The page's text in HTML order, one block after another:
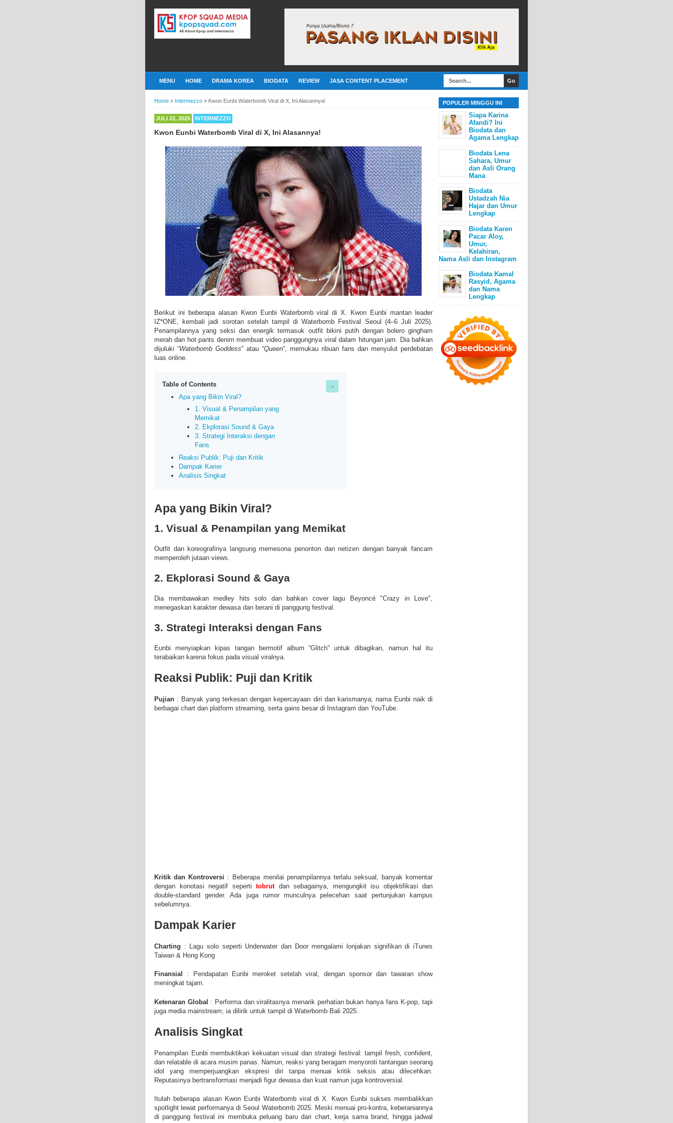
MENU HOME DRAMA KOREA BIODATA REVIEW JASA CONTENT PLACEMENT
Home » Intermezzo » Kwon Eunbi Waterbomb Viral di X, Ini Alasannya!
JULI 22, 2025 INTERMEZZO
Kwon Eunbi Waterbomb Viral di X, Ini Alasannya!
Berikut ini beberapa alasan Kwon Eunbi Waterbomb viral di X. Kwon Eunbi mantan leader
IZ*ONE, kembali jadi sorotan setelah tampil di Waterbomb Festival Seoul (4–6 Juli 2025).
Penampilannya yang seksi dan energik termasuk outfit bikini putih dengan bolero gingham
merah dan hot pants denim membuat video panggungnya viral dalam hitungan jam. Dia bahkan
dijuluki “Waterbomb Goddess” atau “Queen”, memukau ribuan fans dan menyulut perdebatan
luas online.
Table of Contents
Apa yang Bikin Viral?
1. Visual & Penampilan yang
Memikat
2. Ekplorasi Sound & Gaya
3. Strategi Interaksi dengan
Fans
Reaksi Publik: Puji dan Kritik
Dampak Karier
Analisis Singkat
Apa yang Bikin Viral?
1. Visual & Penampilan yang Memikat
Outfit dan koreografinya langsung memesona penonton dan netizen dengan banyak fancam
memperoleh jutaan views.
2. Ekplorasi Sound & Gaya
Dia membawakan medley hits solo dan bahkan cover lagu Beyoncé "Crazy in Love",
menegaskan karakter dewasa dan berani di panggung festival.
3. Strategi Interaksi dengan Fans
Eunbi menyiapkan kipas tangan bermotif album “Glitch” untuk dibagikan, namun hal itu
terabaikan karena fokus pada visual viralnya.
Reaksi Publik: Puji dan Kritik
Pujian : Banyak yang terkesan dengan kepercayaan diri dan karismanya; nama Eunbi naik di
berbagai chart dan platform streaming, serta gains besar di Instagram dan YouTube.
Kritik dan Kontroversi : Beberapa menilai penampilannya terlalu seksual, banyak komentar
dengan konotasi negatif seperti tobrutdan sebagainya, mengungkit isu objektifikasi dan
double-standard gender. Ada juga rumor munculnya pelecehan saat pertunjukan kampus
sebelumnya.
Dampak Karier
Charting : Lagu solo seperti Underwater dan Door mengalami lonjakan signifikan di iTunes
Taiwan & Hong Kong
Finansial
: Pendapatan Eunbi meroket setelah viral, dengan sponsor dan tawaran show
meningkat tajam.
Ketenaran Global : Performa dan viralitasnya menarik perhatian bukan hanya fans K-pop, tapi
juga media mainstream; ia dilirik untuk tampil di Waterbomb Bali 2025.
Analisis Singkat
Penampilan Eunbi membuktikan kekuatan visual dan strategi festival: tampil fresh, confident,
dan relatable di acara musim panas. Namun, reaksi yang beragam menyoroti tantangan seorang
idol yang memperjuangkan ekspresi diri tanpa menuai kritik seksis atau dilecehkan.
Reputasinya bertransformasi menjadi figur dewasa dan kuat namun juga kontroversial.
Itulah beberapa alasan Kwon Eunbi Waterbomb viral di X. Kwon Eunbi sukses membalikkan
spotlight lewat performanya di Seoul Waterbomb 2025. Meski menuai pro-kontra, keberaniannya
di panggung festival ini membuka peluang baru dari chart, kerja sama brand, hingga jadwal
POPULER MINGGU INI
Siapa Karina
Afandi? Ini
Biodata dan
Agama Lengkap
Biodata Lena
Sahara, Umur
dan Asli Orang
Mana
Biodata
Ustadzah Nia
Hajar dan Umur
Lengkap
Biodata Karen
Pacar Aloy,
Umur,
Kelahiran,
Nama Asli dan Instagram
Biodata Kamal
Rasyid, Agama
dan Nama
Lengkap